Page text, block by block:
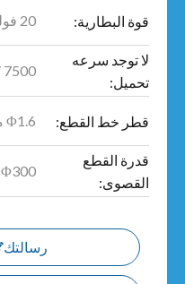
قوة البطارية: 20 فولت
لا توجد سرعه
تحميل:
7500 / دقيقة
قطر خط القطع: Φ1.6 ملم
قدرة القطع
القصوى:
Φ300 ملم
رسالتك